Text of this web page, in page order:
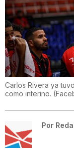
Carlos Rivera ya
como interino. (
Por